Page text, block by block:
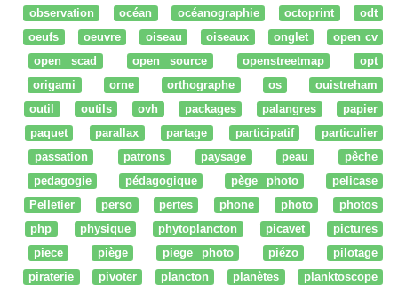
observation
océan océanographie octoprint
odt
oeufs
oeuvre oiseau oiseaux onglet
open cv
open scad
open source openstreetmap
opt
origami
orne orthographe os
ouistreham
outil
outils ovh packages palangres
papier
paquet
parallax partage participatif
particulier
passation
patrons paysage peau
pêche
pedagogie
pédagogique pège photo
pelicase
Pelletier
perso pertes phone photo
photos
php
physique phytoplancton picavet
pictures
piece
piège piege photo piézo
pilotage
piraterie
pivoter plancton planètes
planktoscope